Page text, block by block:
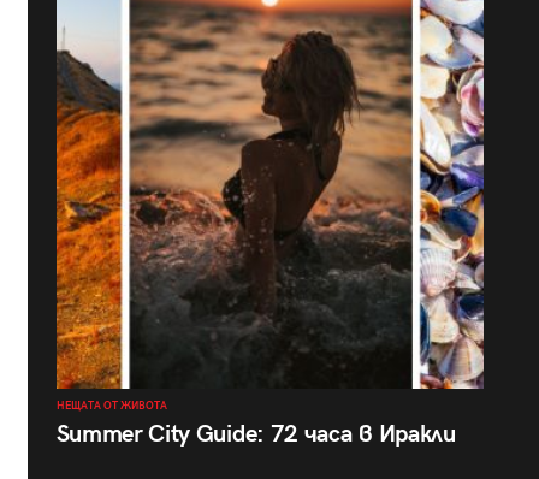
НЕЩАТА ОТ ЖИВОТА
Summer City Guide: 72 часа в Иракли